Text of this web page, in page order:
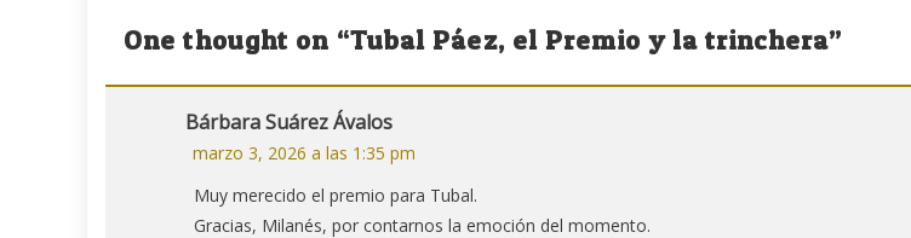
de
One thought on “Tubal Páez, el Premio y la trinchera”
Bárbara Suárez Ávalos
marzo 3, 2026 a las 1:35 pm
Muy merecido el premio para Tubal.
Gracias, Milanés, por contarnos la emoción del momento.